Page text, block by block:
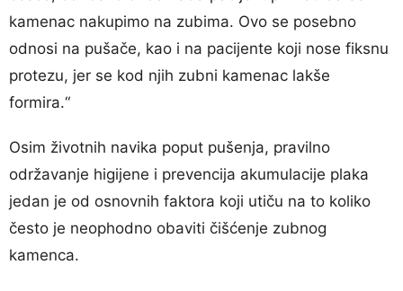
kamenac nakupimo na zubima. Ovo se posebno
odnosi na pušače, kao i na pacijente koji nose fiksnu
protezu, jer se kod njih zubni kamenac lakše
formira.“
Osim životnih navika poput pušenja, pravilno
održavanje higijene i prevencija akumulacije plaka
jedan je od osnovnih faktora koji utiču na to koliko
često je neophodno obaviti čišćenje zubnog
kamenca.